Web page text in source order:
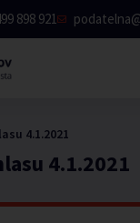
898 921
4.1.2021
4.1.2021